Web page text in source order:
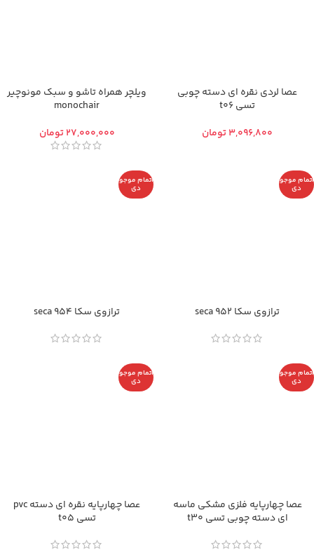
عصا لردی نقره ای دسته چوبی
تسی t06
تومان
ویلچر همراه تاشو و سبک مونوچیر
monochair
تومان
اتمام موجو
دی
ترازوی سکا seca 952
اتمام موجو
دی
ترازوی سکا seca 954
اتمام موجو
دی
عصا چهارپایه فلزی مشکی ماسه
ای دسته چوبی تسی t30
اتمام موجو
دی
عصا چهارپایه نقره ای دسته pvc
تسی t05